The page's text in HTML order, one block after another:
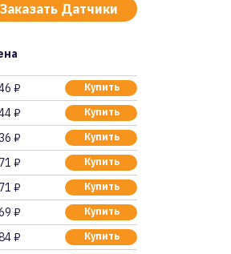
Заказать Датчики
₽ Купить
₽ Купить
₽ Купить
₽ Купить
₽ Купить
₽ Купить
₽ Купить